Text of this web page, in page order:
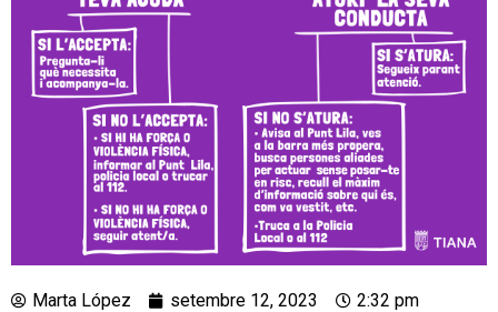
Marta López setembre 12, 2023 2:32 pm